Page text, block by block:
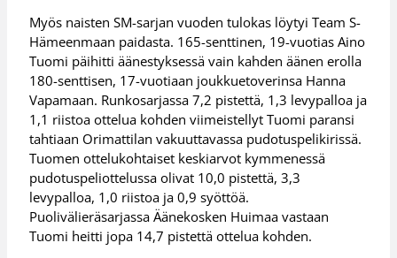
Myös naisten SM-sarjan vuoden tulokas löytyi Team S-
Hämeenmaan paidasta. 165-senttinen, 19-vuotias Aino
Tuomi päihitti äänestyksessä vain kahden äänen erolla
180-senttisen, 17-vuotiaan joukkuetoverinsa Hanna
Vapamaan. Runkosarjassa 7,2 pistettä, 1,3 levypalloa ja
1,1 riistoa ottelua kohden viimeistellyt Tuomi paransi
tahtiaan Orimattilan vakuuttavassa pudotuspelikirissä.
Tuomen ottelukohtaiset keskiarvot kymmenessä
pudotuspeliottelussa olivat 10,0 pistettä, 3,3
levypalloa, 1,0 riistoa ja 0,9 syöttöä.
Puolivälieräsarjassa Äänekosken Huimaa vastaan
Tuomi heitti jopa 14,7 pistettä ottelua kohden.